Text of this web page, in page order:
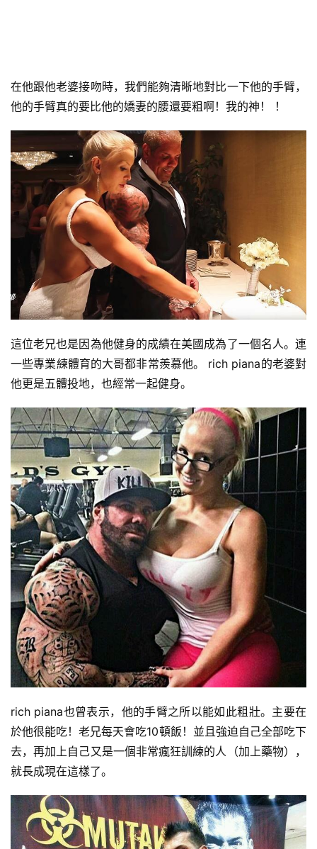
得
訓
練
增
瑜
伽
健
身
視
頻
在他跟他老婆接吻時，我們能夠清晰地對比一下他的手臂，
他的手臂真的要比他的嬌妻的腰還要粗啊！我的神！ ！
這位老兄也是因為他健身的成績在美國成為了一個名人。連
一些專業練體育的大哥都非常羨慕他。 rich piana的老婆對
他更是五體投地，也經常一起健身。
rich piana也曾表示，他的手臂之所以能如此粗壯。主要在
於他很能吃！老兄每天會吃10頓飯！並且強迫自己全部吃下
去，再加上自己又是一個非常瘋狂訓練的人（加上藥物），
就長成現在這樣了。